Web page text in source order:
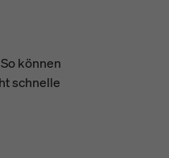
können
schnelle